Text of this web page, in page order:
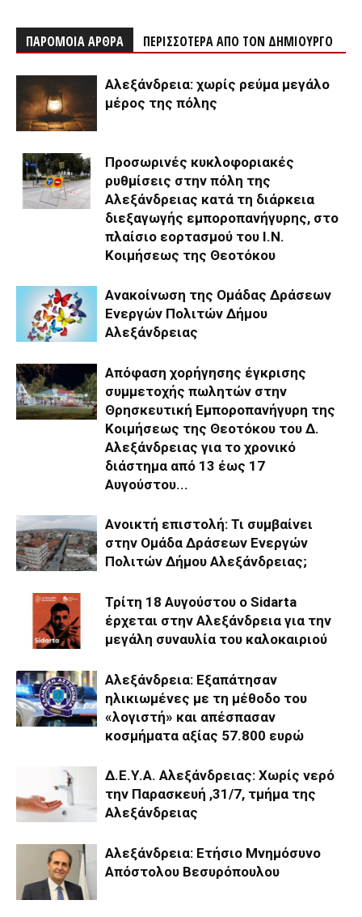
ΠΑΡΟΜΟΙΑ ΑΡΘΡΑ ΠΕΡΙΣΣΟΤΕΡΑ ΑΠΟ ΤΟΝ ΔΗΜΙΟΥΡΓΟ
Αλεξάνδρεια: χωρίς ρεύμα μεγάλο
μέρος της πόλης
Προσωρινές κυκλοφοριακές
ρυθμίσεις στην πόλη της
Αλεξάνδρειας κατά τη διάρκεια
διεξαγωγής εμποροπανήγυρης, στο
πλαίσιο εορτασμού του Ι.Ν.
Κοιμήσεως της Θεοτόκου
Ανακοίνωση της Ομάδας Δράσεων
Ενεργών Πολιτών Δήμου
Αλεξάνδρειας
Απόφαση χορήγησης έγκρισης
συμμετοχής πωλητών στην
Θρησκευτική Εμποροπανήγυρη της
Κοιμήσεως της Θεοτόκου του Δ.
Αλεξάνδρειας για το χρονικό
διάστημα από 13 έως 17
Αυγούστου...
Ανοικτή επιστολή: Τι συμβαίνει
στην Ομάδα Δράσεων Ενεργών
Πολιτών Δήμου Αλεξάνδρειας;
Τρίτη 18 Αυγούστου ο Sidarta
έρχεται στην Αλεξάνδρεια για την
μεγάλη συναυλία του καλοκαιριού
Αλεξάνδρεια: Εξαπάτησαν
ηλικιωμένες με τη μέθοδο του
«λογιστή» και απέσπασαν
κοσμήματα αξίας 57.800 ευρώ
Δ.Ε.Υ.Α. Αλεξάνδρειας: Χωρίς νερό
την Παρασκευή ,31/7, τμήμα της
Αλεξάνδρειας
Αλεξάνδρεια: Ετήσιο Μνημόσυνο
Απόστολου Βεσυρόπουλου